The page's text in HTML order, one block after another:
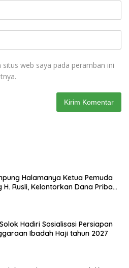
web saya pada peramban ini
Halamanya Ketua Pemuda
H. Rusli, Kelontorkan Dana Pribadi
Hadiri Sosialisasi Persiapan
Ibadah Haji tahun 2027